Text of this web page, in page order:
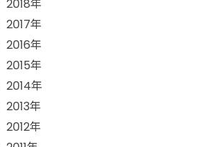
2018年
2017年
2016年
2015年
2014年
2013年
2012年